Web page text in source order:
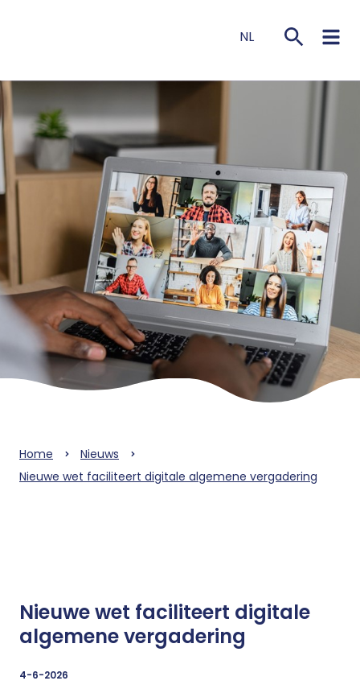
NL
Home
Nieuws
Nieuwe wet faciliteert digitale algemene vergadering
Nieuwe wet faciliteert digitale
algemene vergadering
4-6-2026